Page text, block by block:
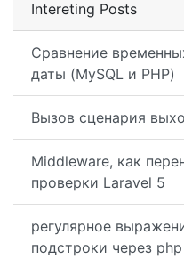
Intereting Posts
Сравнение
даты (MySQL и PHP)
Вызов сценария
Middleware, как
проверки Laravel 5
регулярное
подстроки через php